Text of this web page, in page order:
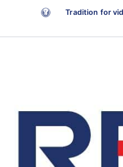
Tradition for